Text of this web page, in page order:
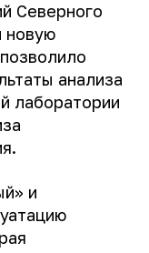
Северного
новую
анализа
лаборатории
и